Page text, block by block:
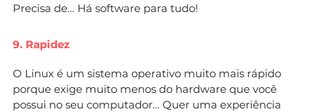
Precisa de… Há software para tudo!
9. Rapidez
O Linux é um sistema operativo muito mais rápido
porque exige muito menos do hardware que você
possui no seu computador… Quer uma experiência